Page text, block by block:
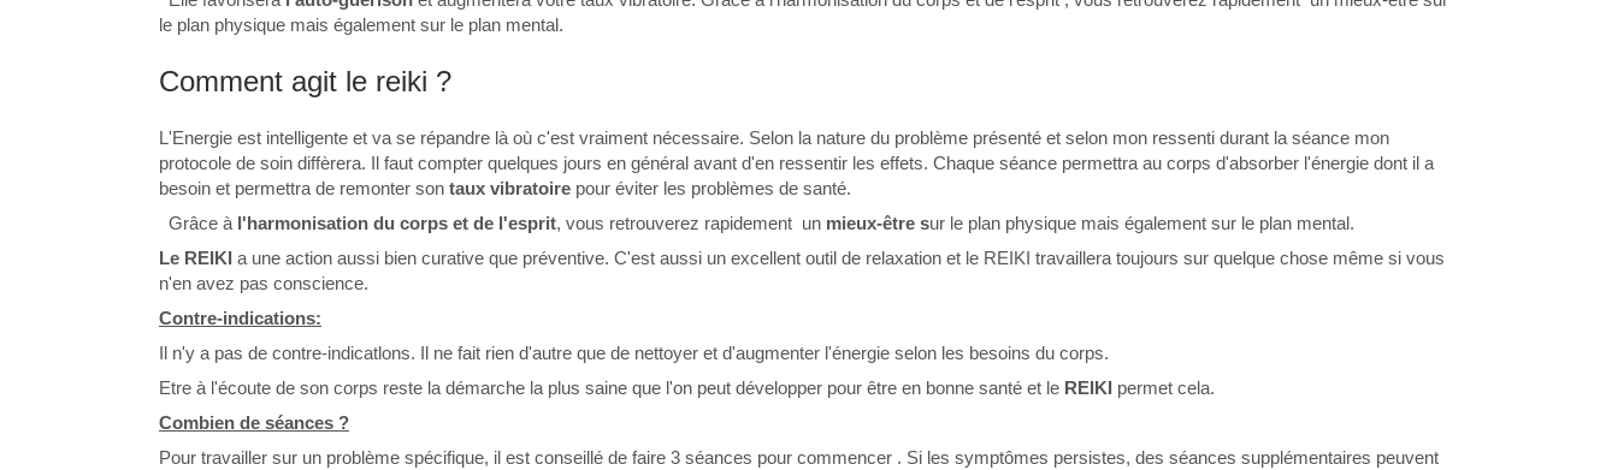
le plan physique mais également sur le plan mental.
Comment agit le reiki ?
L'Energie est intelligente et va se répandre là où c'est vraiment nécessaire. Selon la nature du problème présenté et selon mon ressenti durant la séance mon
protocole de soin diffèrera. Il faut compter quelques jours en général avant d'en ressentir les effets. Chaque séance permettra au corps d'absorber l'énergie dont il a
besoin et permettra de remonter son taux vibratoire pour éviter les problèmes de santé.
Grâce àl'harmonisation du corps et de l'esprit, vous retrouverez rapidement un mieux-être sur le plan physique mais également sur le plan mental.
Le REIKI a une action aussi bien curative que préventive. C'est aussi un excellent outil de relaxation et le REIKI travaillera toujours sur quelque chose même si vous
n'en avez pas conscience.
Contre-indications:
Il n'y a pas de contre-indicatlons. Il ne fait rien d'autre que de nettoyer et d'augmenter l'énergie selon les besoins du corps.
Etre à l'écoute de son corps reste la démarche la plus saine que l'on peut développer pour être en bonne santé et le REIKI permet cela.
Combien de séances ?
Pour travailler sur un problème spécifique, il est conseillé de faire 3 séances pour commencer . Si les symptômes persistes, des séances supplémentaires peuvent